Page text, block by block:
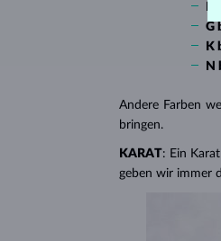
G
K
N
Andere Farben
bringen.
KARAT: Ein
geben wir immer